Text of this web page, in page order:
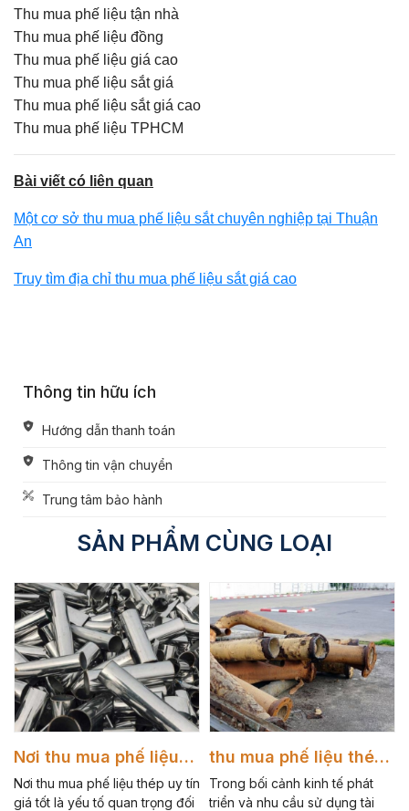
Thu mua phế liệu tận nhà
Thu mua phế liệu đồng
Thu mua phế liệu giá cao
Thu mua phế liệu sắt giá
Thu mua phế liệu sắt giá cao
Thu mua phế liệu TPHCM
Bài viết có liên quan
Một cơ sở thu mua phế liệu sắt chuyên nghiệp tại Thuận
An
Truy tìm địa chỉ thu mua phế liệu sắt giá cao
Thông tin hữu ích
Hướng dẫn thanh toán
Thông tin vận chuyển
Trung tâm bảo hành
SẢN PHẨM CÙNG LOẠI
Nơi thu mua phế liệu
thép uy tín giá tốt hiện
nay
Nơi thu mua phế liệu thép uy tín
giá tốt là yếu tố quan trọng đối
thu mua phế liệu thép
Giá Cao - Uy Tín
Trong bối cảnh kinh tế phát
triển và nhu cầu sử dụng tài